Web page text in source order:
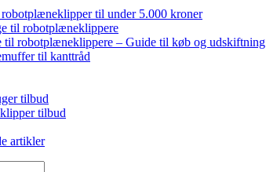
til under 5.000 kroner
til robotplæneklippere
til robotplæneklippere – Guide til køb og udskiftning
til kanttråd
tilbud
tilbud
artikler